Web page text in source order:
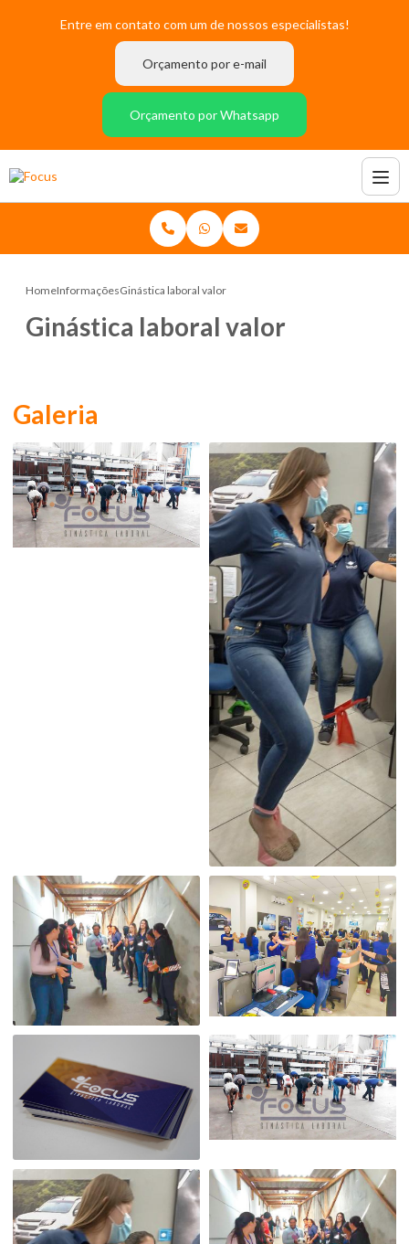
Entre em contato com um de nossos especialistas!
Orçamento por e-mail
Orçamento por Whatsapp
HomeInformaçõesGinástica laboral valor
Ginástica laboral valor
Galeria